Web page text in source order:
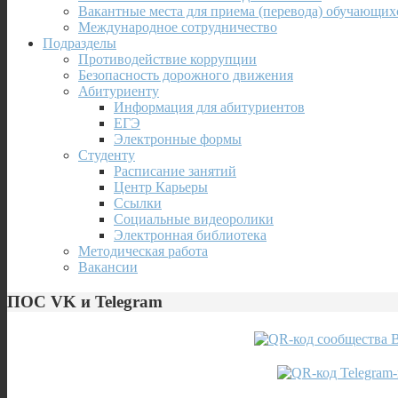
Вакантные места для приема (перевода)
Международное сотрудничество
Подразделы
Противодействие коррупции
Безопасность дорожного движения
Абитуриенту
Информация для абитуриентов
ЕГЭ
Электронные формы
Студенту
Расписание занятий
Центр Карьеры
Ссылки
Социальные видеоролики
Электронная библиотека
Методическая работа
Вакансии
ПОС VK и Telegram